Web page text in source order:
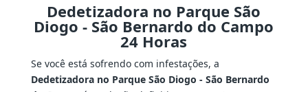
Dedetizadora no Parque São
Diogo - São Bernardo do Campo
24 Horas
Se você está sofrendo com infestações, a
Dedetizadora no Parque São Diogo - São Bernardo